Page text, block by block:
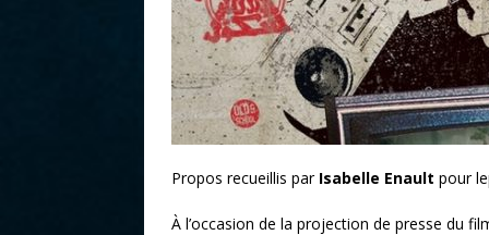
Propos recueillis par Isabelle Enault pour
À l’occasion de la projection de presse du